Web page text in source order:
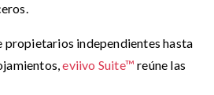
propietarios independientes hasta
eviivo Suite™ reúne las